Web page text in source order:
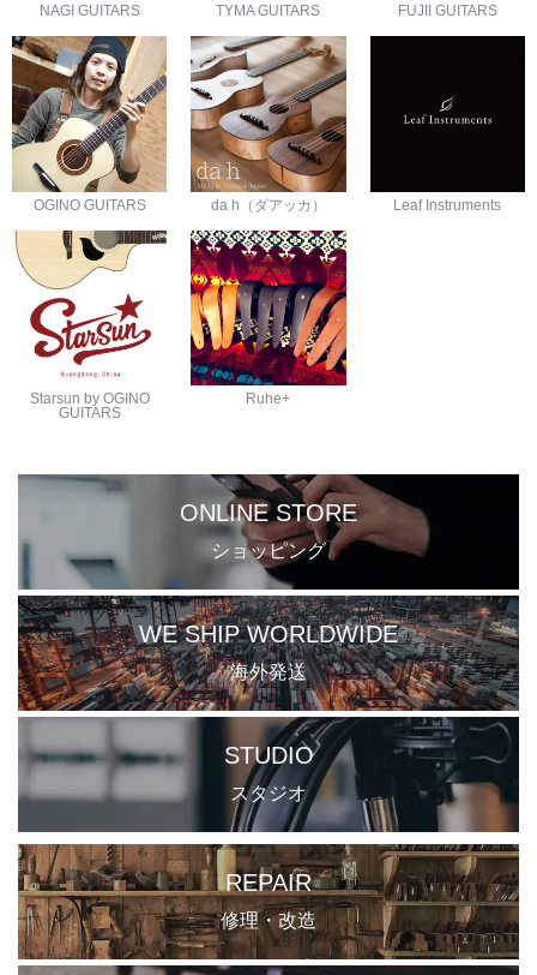
NAGI GUITARS TYMA GUITARS FUJII GUITARS
OGINO GUITARS da h（ダアッカ） Leaf Instruments
Starsun by OGINO
GUITARS
Ruhe+
ONLINE STORE
ショッピング
WE SHIP WORLDWIDE
海外発送
STUDIO
スタジオ
REPAIR
修理・改造